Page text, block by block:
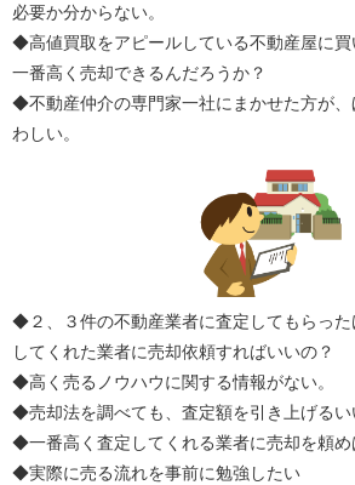
必要か分からない。
◆高値買取をアピールしている不動産屋に買
一番高く売却できるんだろうか？
◆不動産仲介の専門家一社にまかせた方が、
わしい。
◆２、３件の不動産業者に査定してもらった
してくれた業者に売却依頼すればいいの？
◆高く売るノウハウに関する情報がない。
◆売却法を調べても、査定額を引き上げるい
◆一番高く査定してくれる業者に売却を頼め
◆実際に売る流れを事前に勉強したい